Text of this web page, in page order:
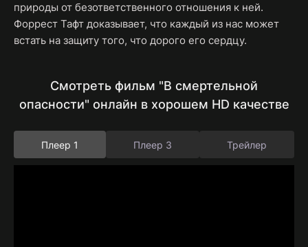
природы от безответственного отношения к ней.
Форрест Тафт доказывает, что каждый из нас может
встать на защиту того, что дорого его сердцу.
Смотреть фильм "В смертельной
опасности" онлайн в хорошем HD качестве
Плеер 1 Плеер 3 Трейлер